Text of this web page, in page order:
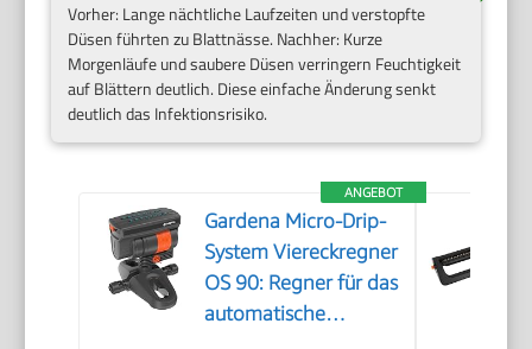
Vorher: Lange nächtliche Laufzeiten und verstopfte
Düsen führten zu Blattnässe. Nachher: Kurze
Morgenläufe und saubere Düsen verringern Feuchtigkeit
auf Blättern deutlich. Diese einfache Änderung senkt
deutlich das Infektionsrisiko.
ANGEBOT
Gardena Micro-Drip-
System Viereckregner
OS 90: Regner für das
automatische